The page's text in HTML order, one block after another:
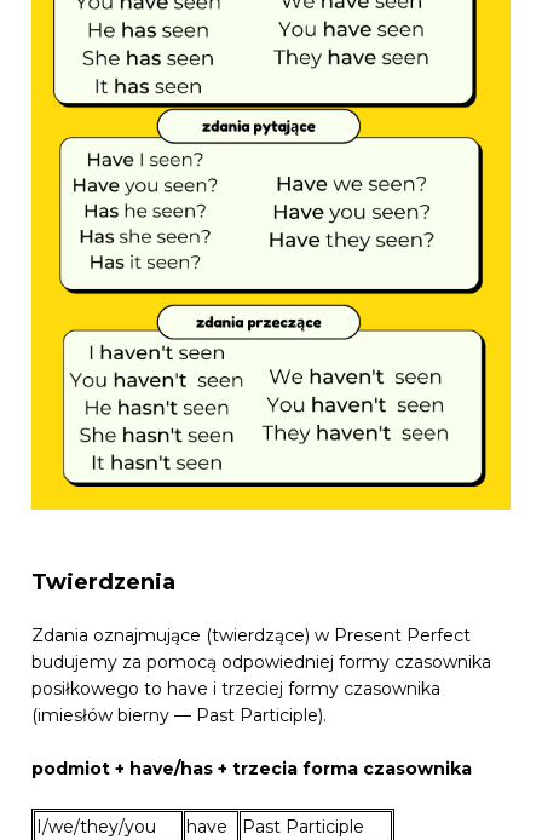
Twierdzenia
Zdania oznajmujące (twierdzące) w Present Perfect
budujemy za pomocą odpowiedniej formy czasownika
posiłkowego to have i trzeciej formy czasownika
(imiesłów bierny — Past Participle).
podmiot + have/has + trzecia forma czasownika
I/we/they/you have
Past Participle